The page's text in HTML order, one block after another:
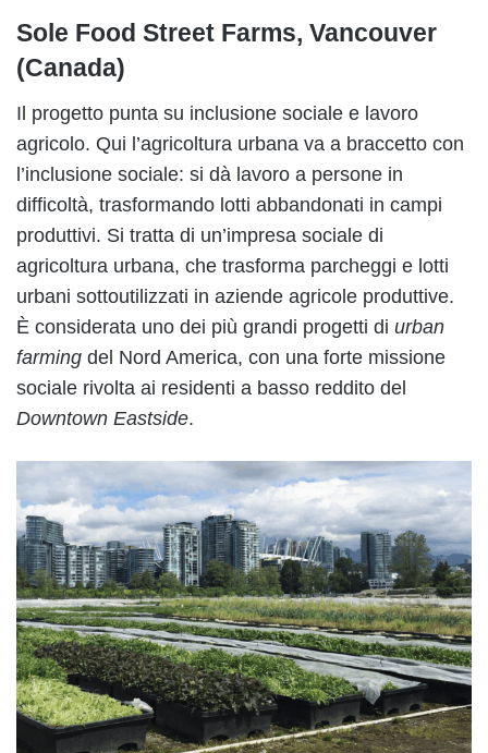
Sole Food Street Farms, Vancouver
(Canada)
Il progetto punta su inclusione sociale e lavoro
agricolo. Qui l’agricoltura urbana va a braccetto con
l’inclusione sociale: si dà lavoro a persone in
difficoltà, trasformando lotti abbandonati in campi
produttivi. Si tratta di un’impresa sociale di
agricoltura urbana, che trasforma parcheggi e lotti
urbani sottoutilizzati in aziende agricole produttive.
È considerata uno dei più grandi progetti di urban
farming del Nord America, con una forte missione
sociale rivolta ai residenti a basso reddito del
Downtown Eastside.